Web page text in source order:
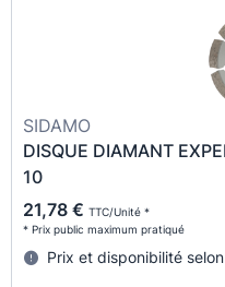
SIDAMO
DISQUE DIAMANT
10
21,78 € TTC/Unité *
* Prix public maximum pratiqué
Prix et disponibilité